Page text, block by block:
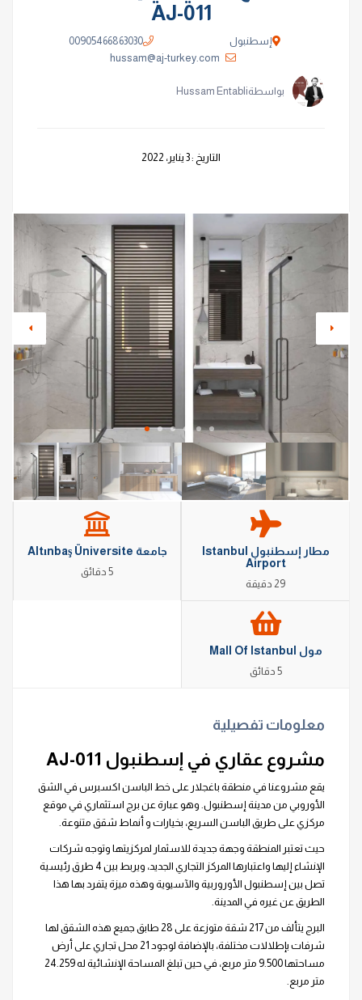
AJ-011
إسطنبول
00905466863030
بواسطةHussam Entabli
التاريخ : 3 يناير، 2022
مطار إسطنبول Istanbul
Airport
29 دقيقة
جامعة Altınbaş Üniversite
5 دقائق
مول Mall Of Istanbul
5 دقائق
معلومات تفصيلية
مشروع عقاري في إسطنبول AJ-011
يقع مشروعنا في منطقة باغجلار على خط الباسن اكسبرس في الشق
الأوروبي من مدينة إسطنبول. وهو عبارة عن برج استثماري في موقع
مركزي على طريق الباسن السريع، بخيارات و أنماط شقق متنوعة.
حيث تعتبر المنطقة وجهة جديدة للاسثمار لمركزيتها وتوجه شركات
الإنشاء إليها واعتبارها المركز التجاري الجديد، ويربط بين 4 طرق رئيسية
تصل بين إسطنبول الأوروربية والآسيوية وهذه ميزة يتفرد بها هذا
الطريق عن غيره في المدينة.
البرج يتألف من 217 شقة متوزعة على 28 طابق جميع هذه الشقق لها
شرفات بإطلالات مختلفة، بالإضافة لوجود 21 محل تجاري على أرض
مساحتها 9.500 متر مربع، في حين تبلغ المساحة الإنشائية له 24.259
متر مربع.